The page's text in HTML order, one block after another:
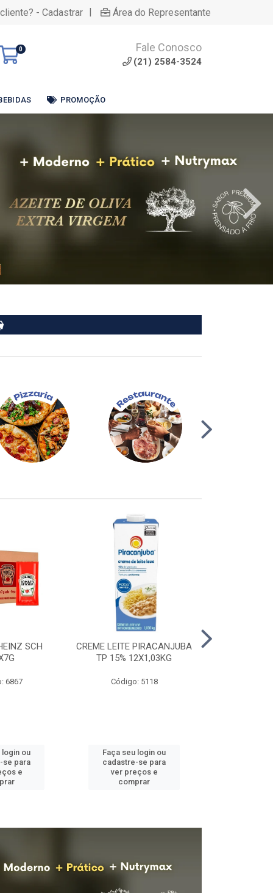
- Cadastrar | Área do Representante
0 Fale Conosco
(21) 2584-3524
PROMOÇÃO
SCH
6867
login ou
se para
e
CREME LEITE PIRACANJUBA
TP 15% 12X1,03KG
Código: 5118
Faça seu login ou
cadastre-se para
ver preços e
comprar